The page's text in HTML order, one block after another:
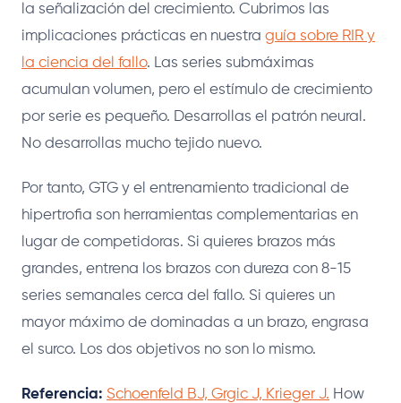
la señalización del crecimiento. Cubrimos las
implicaciones prácticas en nuestra guía sobre RIR y
la ciencia del fallo. Las series submáximas
acumulan volumen, pero el estímulo de crecimiento
por serie es pequeño. Desarrollas el patrón neural.
No desarrollas mucho tejido nuevo.
Por tanto, GTG y el entrenamiento tradicional de
hipertrofia son herramientas complementarias en
lugar de competidoras. Si quieres brazos más
grandes, entrena los brazos con dureza con 8-15
series semanales cerca del fallo. Si quieres un
mayor máximo de dominadas a un brazo, engrasa
el surco. Los dos objetivos no son lo mismo.
Referencia: Schoenfeld BJ, Grgic J, Krieger J. How